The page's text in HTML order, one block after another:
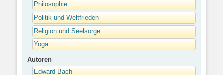
Philosophie
Politik und Weltfrieden
Religion und Seelsorge
Yoga
Autoren
Edward Bach